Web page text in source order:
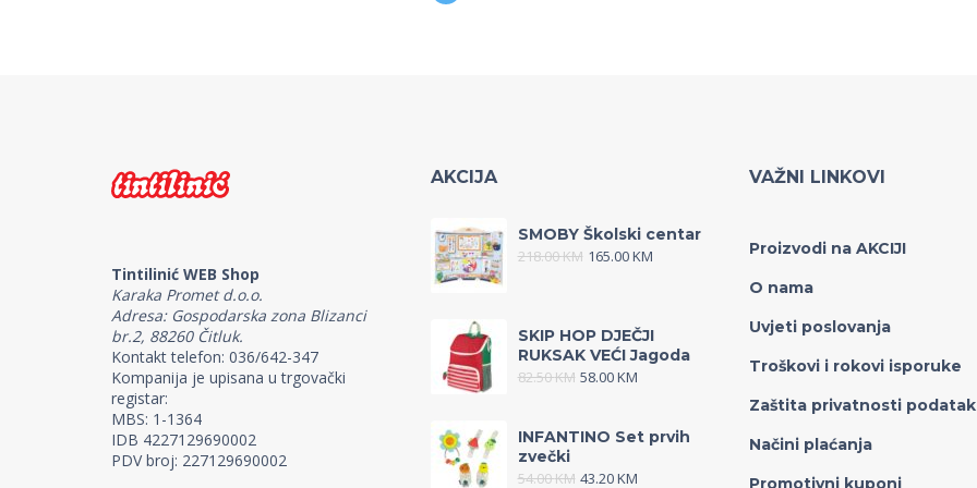
Tintilinić WEB Shop
Karaka Promet d.o.o.
Adresa: Gospodarska zona Blizanci
br.2, 88260 Čitluk.
Kontakt telefon: 036/642-347
Kompanija je upisana u trgovački
registar:
MBS: 1-1364
IDB 4227129690002
PDV broj: 227129690002
AKCIJA
SMOBY Školski centar
218.00KM 165.00KM
SKIP HOP DJEČJI
RUKSAK VEĆI Jagoda
82.50KM 58.00KM
INFANTINO Set prvih
zvečki
54.00KM 43.20KM
VAŽNI LINKOVI
Proizvodi na AKCIJI
O nama
Uvjeti poslovanja
Troškovi i rokovi isporuke
Zaštita privatnosti
Načini plaćanja
Promotivni kuponi